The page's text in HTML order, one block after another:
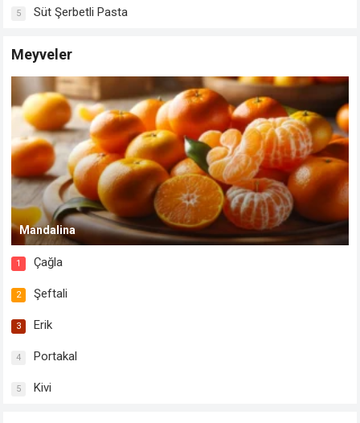
5 Süt Şerbetli Pasta
Meyveler
Mandalina
1 Çağla
2 Şeftali
3 Erik
4 Portakal
5 Kivi